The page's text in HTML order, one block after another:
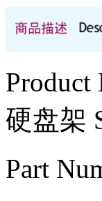
硬盘架
Part